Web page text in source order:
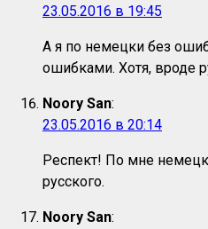
23.05.2016 в 19:45
А я по немецки без
ошибками. Хотя, вроде
Noory San:
23.05.2016 в 20:14
Респект! По мне
русского.
Noory San: